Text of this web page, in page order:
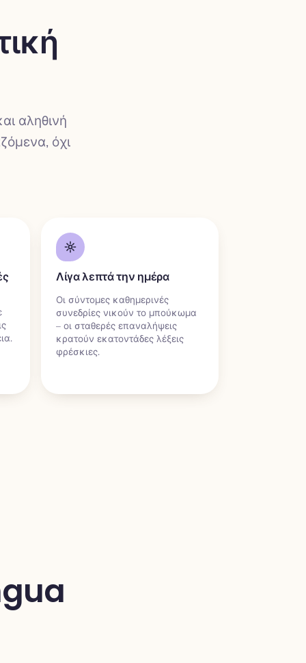
αληθινή
όχι
Λίγα λεπτά την ημέρα
Οι σύντομες καθημερινές
συνεδρίες νικούν το μπούκωμα
– οι σταθερές επαναλήψεις
κρατούν εκατοντάδες λέξεις
φρέσκιες.